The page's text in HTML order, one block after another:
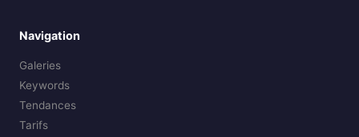
Navigation
Galeries
Keywords
Tendances
Tarifs